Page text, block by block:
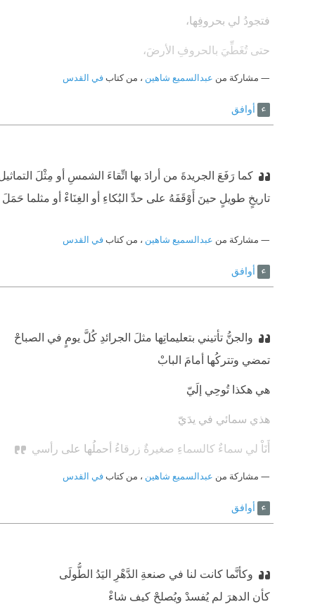
‫فتجودُ لي بحروفِها،
‫حتى تُغَطِّيَ بالحروفِ الأرضَ،
‫ عشوائيةٌ، ليست بشيءِ،
‫ثم أقعُدُ فَوْقَها كيما أرتِّبُها،
مشاركة من عبدالسميع شاهين ، من كتابفي القدس
أوافق
كما رَفَعَ الجريدةَ من أرادَ بها اتِّقاءَ الشمسِ ‫أو مِثْلَ
تاريخٍ طويلٍ حينَ أَوْقَفَهُ على حدِّ البُكاءِ أو الغِنَاءْ ‫أو مثلما حَمَلَ
مشاركة من عبدالسميع شاهين ، من كتابفي القدس
أوافق
والجنُّ تأتيني بتعليماتِها مثلَ الجرائدِ كُلَّ يومٍ في الصباحْ
‫تمضي وتتركُها أمامَ البابْ
‫هي هكذا تُوحِي إلَيّ
‫هذي سمائي في يدَيّ
‫أَنَاْ لي سماءٌ كالسماءِ صغيرةٌ زرقاءُ أحملُها على رأسي
مشاركة من عبدالسميع شاهين ، من كتابفي القدس
أوافق
وكأنَّما كانت لنا في صنعةِ الدَّهْرِ اليَدُ الطُّولَى
‫كأن الدهرَ لم يُفسدْ ويُصلحْ كيف شاءْ